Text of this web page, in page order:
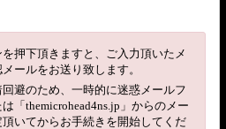
押下頂きますと、ご入力頂いたメ
ールをお送り致します。
避のため、一時的に迷惑メールフ
「themicrohead4ns.jp」からのメー
いてからお手続きを開始してくだ